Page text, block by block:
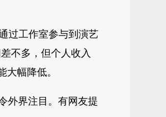
过工作室参与到演艺
不多，但个人收入
幅降低。
外界注目。有网友提